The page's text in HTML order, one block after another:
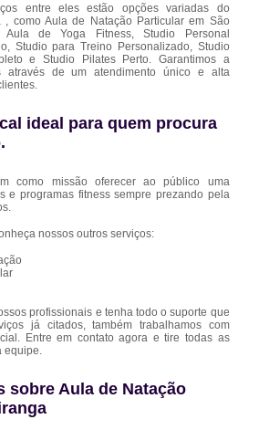
entre eles estão opções variadas do
, como Aula de Natação Particular em São
Aula de Yoga Fitness, Studio Personal
Studio para Treino Personalizado, Studio
e Studio Pilates Perto. Garantimos a
através de um atendimento único e alta
ideal para quem procura
.
como missão oferecer ao público uma
e programas fitness sempre prezando pela
nossos outros serviços:
profissionais e tenha todo o suporte que
já citados, também trabalhamos com
Entre em contato agora e tire todas as
sobre Aula de Natação